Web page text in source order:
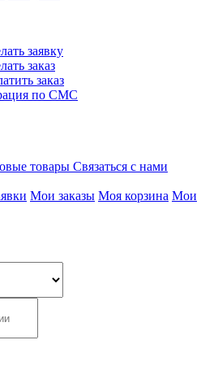
заявку
заказ
заказ
по СМС
товары Связаться с нами
Мои заказы Моя корзина Мои